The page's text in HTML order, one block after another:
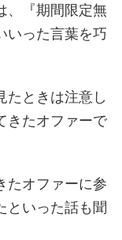
、『期間限定無
いった言葉を巧
たときは注意し
きたオファーで
たオファーに参
といった話も聞